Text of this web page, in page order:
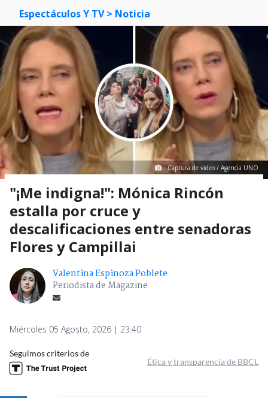
Espectáculos Y TV > Noticia
Captura de video / Agencia UNO
"¡Me indigna!": Mónica Rincón
estalla por cruce y
descalificaciones entre senadoras
Flores y Campillai
Valentina Espinoza Poblete
Periodista de Magazine
Miércoles 05 Agosto, 2026 | 23:40
Seguimos criterios de
Ética y transparencia de BBCL